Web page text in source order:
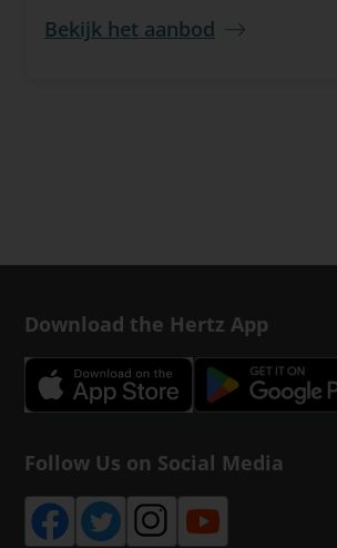
Bekijk het aanbod
Download the Hertz App
Follow Us on Social Media